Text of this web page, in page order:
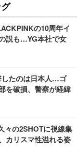
の10周年イ
説も…YG本社で女
したのは日本人…ゴ
を破損、警察が経緯
々の2SHOTに視線集
カリスマ性溢れる姿